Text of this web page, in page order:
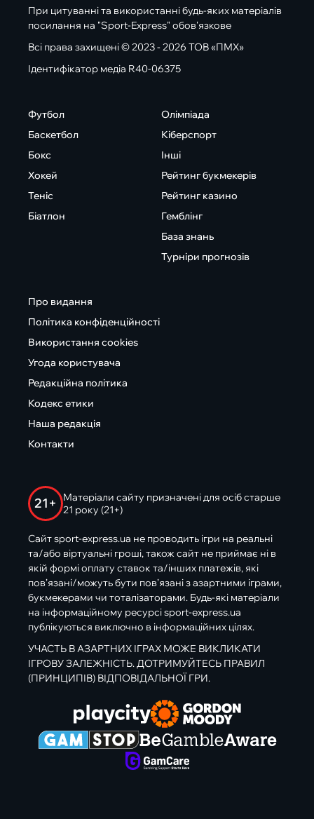
При цитуванні та використанні будь-яких матеріалів
посилання на "Sport-Express" обов'язкове
Всі права захищені © 2023 - 2026 ТОВ «ПМХ»
Ідентифікатор медіа R40-06375
Футбол
Баскетбол
Бокс
Хокей
Теніс
Біатлон
Олімпіада
Кіберспорт
Інші
Рейтинг букмекерів
Рейтинг казино
Гемблінг
База знань
Турніри прогнозів
Про видання
Політика конфіденційності
Використання cookies
Угода користувача
Редакційна політика
Кодекс етики
Наша редакція
Контакти
21+
Матеріали сайту призначені для осіб старше
21 року (21+)
Сайт sport-express.ua не проводить ігри на реальні
та/або віртуальні гроші, також сайт не приймає ні в
якій формі оплату ставок та/інших платежів, які
пов’язані/можуть бути пов’язані з азартними іграми,
букмекерами чи тоталізаторами. Будь-які матеріали
на інформаційному ресурсі sport-express.ua
публікуються виключно в інформаційних цілях.
УЧАСТЬ В АЗАРТНИХ ІГРАХ МОЖЕ ВИКЛИКАТИ
ІГРОВУ ЗАЛЕЖНІСТЬ. ДОТРИМУЙТЕСЬ ПРАВИЛ
(ПРИНЦИПІВ) ВІДПОВІДАЛЬНОЇ ГРИ.